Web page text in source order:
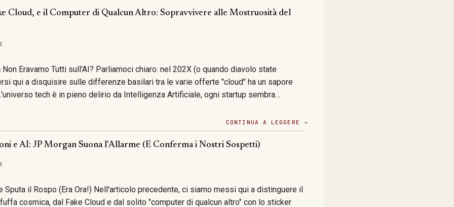
Cloud, e il Computer di Qualcun Altro: Sopravvivere alle Mostruosità del
Eravamo Tutti sull'AI? Parliamoci chiaro: nel 202X (o quando diavolo state
qui a disquisire sulle differenze basilari tra le varie offerte "cloud" ha un sapore
tech è in pieno delirio da Intelligenza Artificiale, ogni startup sembra
po' sogno, un po' unicorno, sicuramente tutta fuffa) e reti neurali che promettono di
sulla tangenziale. E noi? Noi siamo qui a chiederci se quella roba che ci
cloud (viva la consistenza). Sembra anacronistico? Forse . È inutile?
ci si dimentica (colpevolmente) delle fondamenta. E indovinate un po' dove
parte di quegli algoritmi AI così affa...
CONTINUA A LEGGERE →
e AI: JP Morgan Suona l'Allarme (E Conferma i Nostri Sospetti)
Sputa il Rospo (Era Ora!) Nell'articolo precedente, ci siamo messi qui a distinguere il
cosmica, dal Fake Cloud e dal solito "computer di qualcun altro" con lo sticker